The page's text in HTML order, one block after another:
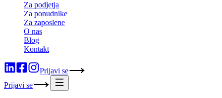
Za podjetja
Za ponudnike
Za zaposlene
O nas
Blog
Kontakt
Prijavi se
Prijavi se